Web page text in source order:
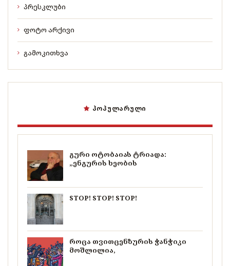
პრესკლუბი
ფოტო არქივი
გამოკითხვა
ᲞᲝᲞᲣᲚᲐᲠᲣᲚᲘ
გური ოტობაიას ტრიადა:
„ენგურის ხეობის
STOP! STOP! STOP!
როცა თვითცენზურის ჭანჭიკი
მოშლილია,